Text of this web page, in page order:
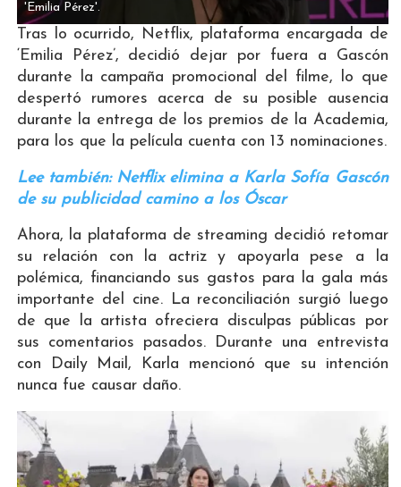
'Emilia Pérez'.
Tras lo ocurrido, Netflix, plataforma encargada de
‘Emilia Pérez’, decidió dejar por fuera a Gascón
durante la campaña promocional del filme, lo que
despertó rumores acerca de su posible ausencia
durante la entrega de los premios de la Academia,
para los que la película cuenta con 13 nominaciones.
Lee también: Netflix elimina a Karla Sofía Gascón
de su publicidad camino a los Óscar
Ahora, la plataforma de streaming decidió retomar
su relación con la actriz y apoyarla pese a la
polémica, financiando sus gastos para la gala más
importante del cine. La reconciliación surgió luego
de que la artista ofreciera disculpas públicas por
sus comentarios pasados. Durante una entrevista
con Daily Mail, Karla mencionó que su intención
nunca fue causar daño.